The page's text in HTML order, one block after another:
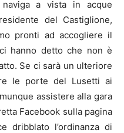
a vista in acque
del Castiglione,
pronti ad accogliere il
hanno detto che non è
Se ci sarà un ulteriore
le porte del Lusetti ai
assistere alla gara
Facebook sulla pagina
dribblato l’ordinanza di